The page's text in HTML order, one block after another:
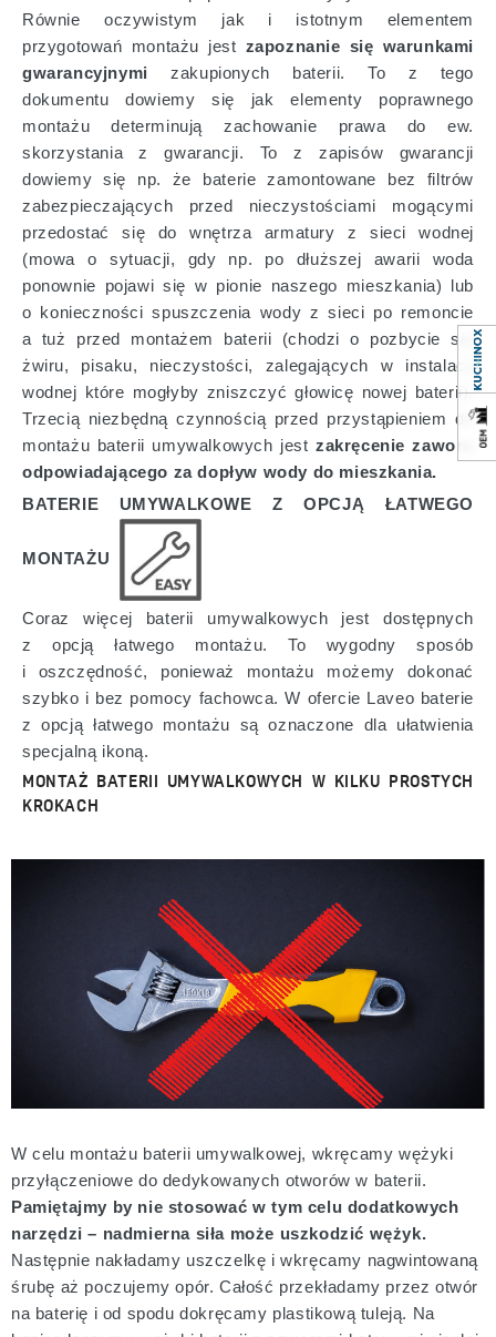
Równie oczywistym jak i istotnym elementem
przygotowań montażu jest zapoznanie się warunkami
gwarancyjnymi
zakupionych baterii. To z tego
dokumentu dowiemy się jak elementy poprawnego
montażu determinują zachowanie prawa do ew.
skorzystania z gwarancji. To z zapisów gwarancji
dowiemy się np. że baterie zamontowane bez filtrów
zabezpieczających przed nieczystościami mogącymi
przedostać się do wnętrza armatury z sieci wodnej
(mowa o sytuacji, gdy np. po dłuższej awarii woda
ponownie pojawi się w pionie naszego mieszkania) lub
o konieczności spuszczenia wody z sieci po remoncie
a tuż przed montażem baterii (chodzi o pozbycie się
żwiru, pisaku, nieczystości, zalegających w instalacji
wodnej które mogłyby zniszczyć głowicę nowej baterii).
Trzecią niezbędną czynnością przed przystąpieniem do
montażu baterii umywalkowych jest zakręcenie zaworu
odpowiadającego za dopływ wody do mieszkania.
BATERIE UMYWALKOWE Z OPCJĄ ŁATWEGO
MONTAŻU
Coraz więcej baterii umywalkowych jest dostępnych
z opcją łatwego montażu. To wygodny sposób
i oszczędność, ponieważ montażu możemy dokonać
szybko i bez pomocy fachowca. W ofercie Laveo baterie
z opcją łatwego montażu są oznaczone dla ułatwienia
specjalną ikoną.
MONTAŻ BATERII UMYWALKOWYCH W KILKU PROSTYCH
KROKACH
W celu montażu baterii umywalkowej, wkręcamy wężyki
przyłączeniowe do dedykowanych otworów w baterii.
Pamiętajmy by nie stosować w tym celu dodatkowych
narzędzi – nadmierna siła może uszkodzić wężyk.
Następnie nakładamy uszczelkę i wkręcamy nagwintowaną
śrubę aż poczujemy opór. Całość przekładamy przez otwór
na baterię i od spodu dokręcamy plastikową tuleją. Na